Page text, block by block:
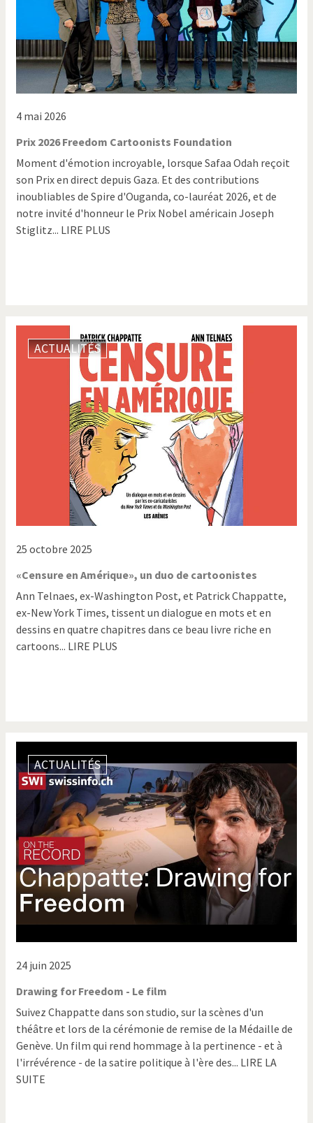
4 mai 2026
Prix 2026 Freedom Cartoonists Foundation
Moment d'émotion incroyable, lorsque Safaa Odah reçoit
son Prix en direct depuis Gaza. Et des contributions
inoubliables de Spire d'Ouganda, co-lauréat 2026, et de
notre invité d'honneur le Prix Nobel américain Joseph
Stiglitz... LIRE PLUS
ACTUALITÉS
25 octobre 2025
«Censure en Amérique», un duo de cartoonistes
Ann Telnaes, ex-Washington Post, et Patrick Chappatte,
ex-New York Times, tissent un dialogue en mots et en
dessins en quatre chapitres dans ce beau livre riche en
cartoons... LIRE PLUS
ACTUALITÉS
24 juin 2025
Drawing for Freedom - Le film
Suivez Chappatte dans son studio, sur la scènes d'un
théâtre et lors de la cérémonie de remise de la Médaille de
Genève. Un film qui rend hommage à la pertinence - et à
l'irrévérence - de la satire politique à l'ère des... LIRE LA
SUITE